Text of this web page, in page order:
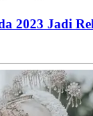
2023 Jadi